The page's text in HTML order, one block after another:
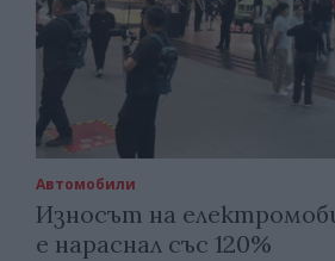
Автомобили
Износът на
е нараснал със 120%